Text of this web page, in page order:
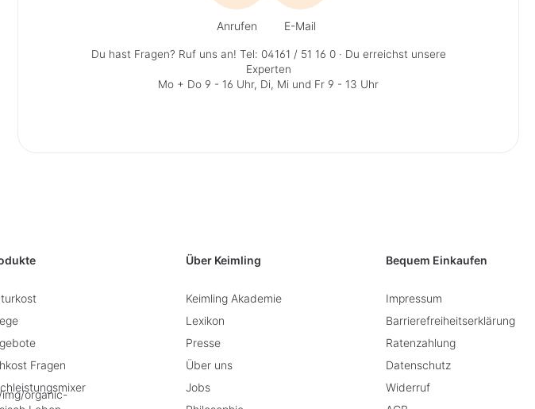
Anrufen E-Mail
Du hast Fragen? Ruf uns an! Tel: 04161 / 51 16 0· Du erreichst unsere
Experten
Mo + Do 9 - 16 Uhr, Di, Mi und Fr 9 - 13 Uhr
Fragen
Über Keimling
Keimling Akademie
Lexikon
Presse
Über uns
Jobs
Bequem Einkaufen
Impressum
Barrierefreiheitserklärung
Ratenzahlung
Datenschutz
Widerruf